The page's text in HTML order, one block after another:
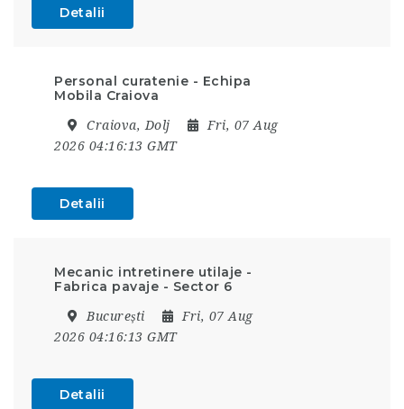
Detalii
Personal curatenie - Echipa
Mobila Craiova
Craiova, Dolj
Fri, 07 Aug
2026 04:16:13 GMT
Detalii
Mecanic intretinere utilaje -
Fabrica pavaje - Sector 6
București
Fri, 07 Aug
2026 04:16:13 GMT
Detalii